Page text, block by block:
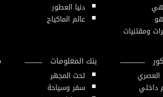
هي
ومقتنيات
دنيا العطور
عالم الماكياج
العصري
داخلي
بنك المعلومات
تحت المجهر
سفر وسياحة